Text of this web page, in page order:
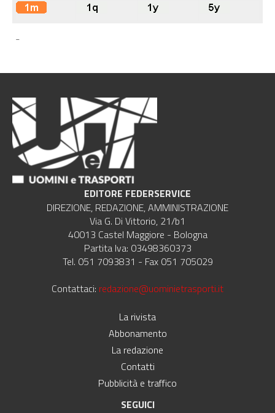
-
EDITORE FEDERSERVICE
DIREZIONE, REDAZIONE, AMMINISTRAZIONE
Via G. Di Vittorio, 21/b1
40013 Castel Maggiore - Bologna
Partita Iva: 03498360373
Tel. 051 7093831 - Fax 051 705029
Contattaci: redazione@uominietrasporti.it
La rivista
Abbonamento
La redazione
Contatti
Pubblicità e traffico
SEGUICI